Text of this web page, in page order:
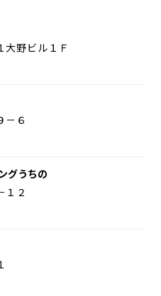
大野ビル１Ｆ
－６
グうちの
１２